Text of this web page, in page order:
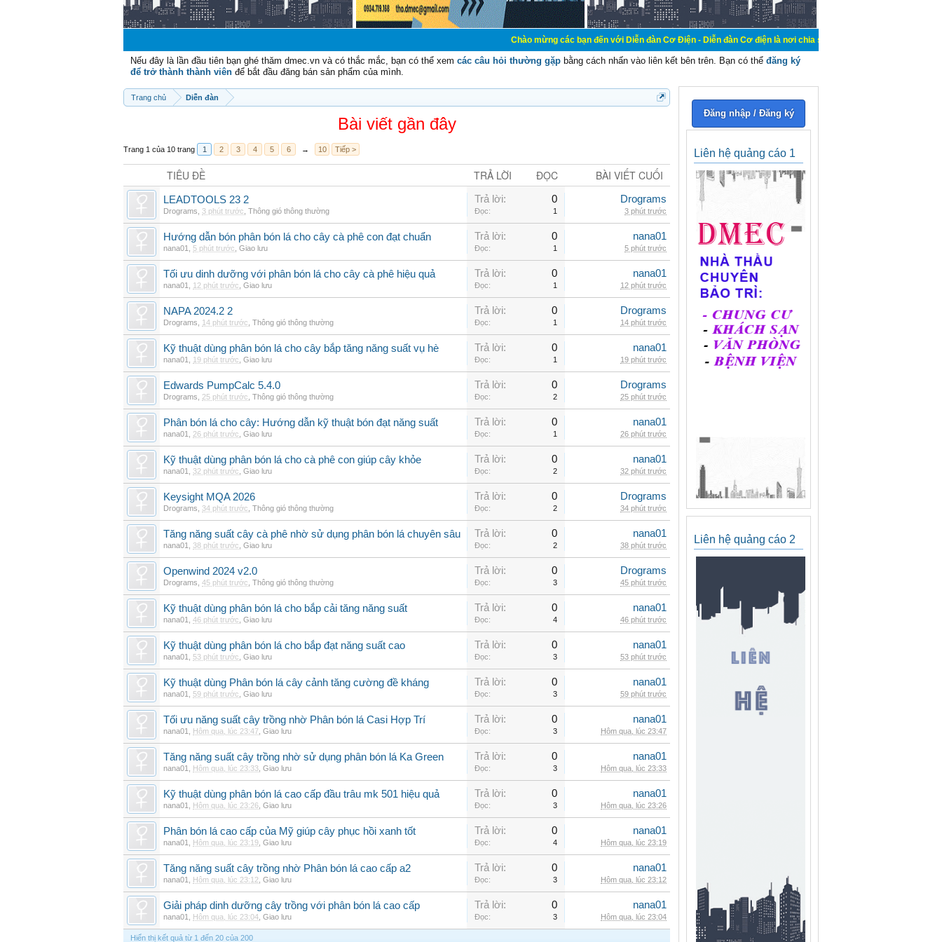
Chào mừng các bạn đến với Diễn đàn Cơ Điện - Diễn đàn Cơ điện là nơi chia sẽ kiến thức kinh nghiệm trong lãnh
Nếu đây là lần đầu tiên bạn ghé thăm dmec.vn và có thắc mắc, bạn có thể xem các câu hỏi thường gặp bằng cách nhấn vào liên kết bên trên. Bạn có thể đăng ký
để trở thành thành viên để bắt đầu đăng bán sản phẩm của mình.
Trang chủ Diễn đàn
Bài viết gần đây
Trang 1 của 10 trang 1 2 3 4 5 6 → 10 Tiếp >
TIÊU ĐỀ TRẢ LỜI ĐỌC BÀI VIẾT CUỐI
LEADTOOLS 23 2
Drograms 3 phút trước Thông gió thông thường
Trả lời: 0
Đọc: 1
Drograms
3 phút trước
Hướng dẫn bón phân bón lá cho cây cà phê con đạt chuẩn
nana01 5 phút trước Giao lưu
Trả lời: 0
Đọc: 1
nana01
5 phút trước
Tối ưu dinh dưỡng với phân bón lá cho cây cà phê hiệu quả
nana01 12 phút trước Giao lưu
Trả lời: 0
Đọc: 1
nana01
12 phút trước
NAPA 2024.2 2
Drograms 14 phút trước Thông gió thông thường
Trả lời: 0
Đọc: 1
Drograms
14 phút trước
Kỹ thuật dùng phân bón lá cho cây bắp tăng năng suất vụ hè
nana01 19 phút trước Giao lưu
Trả lời: 0
Đọc: 1
nana01
19 phút trước
Edwards PumpCalc 5.4.0
Drograms 25 phút trước Thông gió thông thường
Trả lời: 0
Đọc: 2
Drograms
25 phút trước
Phân bón lá cho cây: Hướng dẫn kỹ thuật bón đạt năng suất
nana01 26 phút trước Giao lưu
Trả lời: 0
Đọc: 1
nana01
26 phút trước
Kỹ thuật dùng phân bón lá cho cà phê con giúp cây khỏe
nana01 32 phút trước Giao lưu
Trả lời: 0
Đọc: 2
nana01
32 phút trước
Keysight MQA 2026
Drograms 34 phút trước Thông gió thông thường
Trả lời: 0
Đọc: 2
Drograms
34 phút trước
Tăng năng suất cây cà phê nhờ sử dụng phân bón lá chuyên sâu
nana01 38 phút trước Giao lưu
Trả lời: 0
Đọc: 2
nana01
38 phút trước
Openwind 2024 v2.0
Drograms 45 phút trước Thông gió thông thường
Trả lời: 0
Đọc: 3
Drograms
45 phút trước
Kỹ thuật dùng phân bón lá cho bắp cải tăng năng suất
nana01 46 phút trước Giao lưu
Trả lời: 0
Đọc: 4
nana01
46 phút trước
Kỹ thuật dùng phân bón lá cho bắp đạt năng suất cao
nana01 53 phút trước Giao lưu
Trả lời: 0
Đọc: 3
nana01
53 phút trước
Kỹ thuật dùng Phân bón lá cây cảnh tăng cường đề kháng
nana01 59 phút trước Giao lưu
Trả lời: 0
Đọc: 3
nana01
59 phút trước
Tối ưu năng suất cây trồng nhờ Phân bón lá Casi Hợp Trí
nana01 Hôm qua, lúc 23:47 Giao lưu
Trả lời: 0
Đọc: 3
nana01
Hôm qua, lúc 23:47
Tăng năng suất cây trồng nhờ sử dụng phân bón lá Ka Green
nana01 Hôm qua, lúc 23:33 Giao lưu
Trả lời: 0
Đọc: 3
nana01
Hôm qua, lúc 23:33
Kỹ thuật dùng phân bón lá cao cấp đầu trâu mk 501 hiệu quả
nana01 Hôm qua, lúc 23:26 Giao lưu
Trả lời: 0
Đọc: 3
nana01
Hôm qua, lúc 23:26
Phân bón lá cao cấp của Mỹ giúp cây phục hồi xanh tốt
nana01 Hôm qua, lúc 23:19 Giao lưu
Trả lời: 0
Đọc: 4
nana01
Hôm qua, lúc 23:19
Tăng năng suất cây trồng nhờ Phân bón lá cao cấp a2
nana01 Hôm qua, lúc 23:12 Giao lưu
Trả lời: 0
Đọc: 3
nana01
Hôm qua, lúc 23:12
Giải pháp dinh dưỡng cây trồng với phân bón lá cao cấp
nana01 Hôm qua, lúc 23:04 Giao lưu
Trả lời: 0
Đọc: 3
nana01
Hôm qua, lúc 23:04
Hiển thị kết quả từ 1 đến 20 của 200
Đăng nhập / Đăng ký
Liên hệ quảng cáo 1
Liên hệ quảng cáo 2